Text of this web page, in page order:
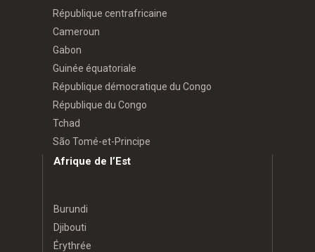
République centrafricaine
Cameroun
Gabon
Guinée équatoriale
République démocratique du Congo
République du Congo
Tchad
São Tomé-et-Principe
Afrique de l’Est
Burundi
Djibouti
Érythrée